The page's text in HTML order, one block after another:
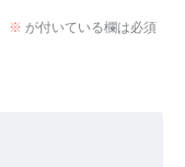
※ が付いている欄は必須